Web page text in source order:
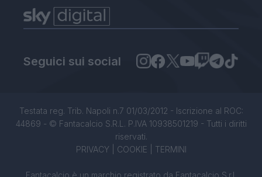
Seguici sui social
Testata reg. Trib. Napoli n.7 01/03/2012 - Iscrizione al ROC:
44869 - © Fantacalcio S.R.L. P.IVA 10938501219 - Tutti i diritti
riservati.
PRIVACY| COOKIE TERMINI
Fantacalcio è un marchio registrato da Fantacalcio S.r.l.